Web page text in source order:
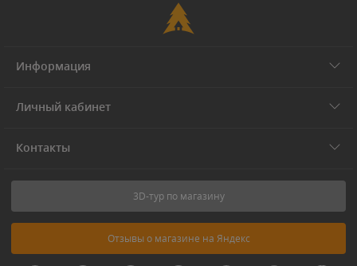
Информация
Личный кабинет
Контакты
3D-тур по магазину
Отзывы о магазине на Яндекс